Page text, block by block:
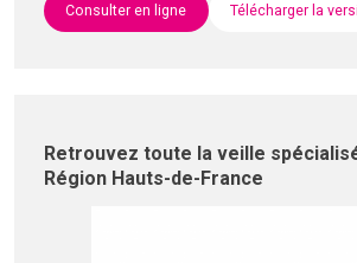
Consulter en ligne Télécharger la
Retrouvez toute la veille
Région Hauts-de-France